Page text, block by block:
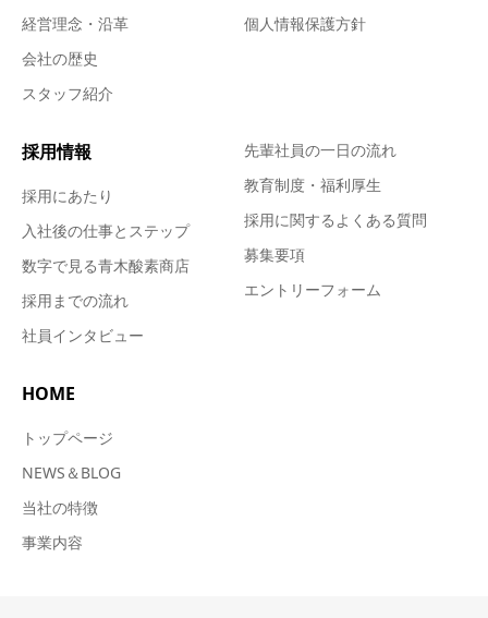
経営理念・沿革
会社の歴史
スタッフ紹介
個人情報保護方針
採用情報
採用にあたり
入社後の仕事とステップ
数字で見る青木酸素商店
採用までの流れ
社員インタビュー
先輩社員の一日の流れ
教育制度・福利厚生
採用に関するよくある質問
募集要項
エントリーフォーム
HOME
トップページ
NEWS＆BLOG
当社の特徴
事業内容